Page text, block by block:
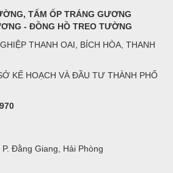
TẤM ỐP TRÁNG GƯƠNG
- ĐỒNG HỒ TREO TƯỜNG
THANH OAI, BÍCH HÒA, THANH
KẾ HOẠCH VÀ ĐẦU TƯ THÀNH PHỐ
Đằng Giang, Hải Phòng